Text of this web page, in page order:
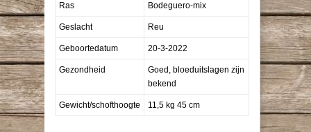
Ras Bodeguero-mix
Geslacht Reu
Geboortedatum 20-3-2022
Gezondheid
Goed, bloeduitslagen zijn
bekend
Gewicht/schofthoogte 11,5 kg 45 cm